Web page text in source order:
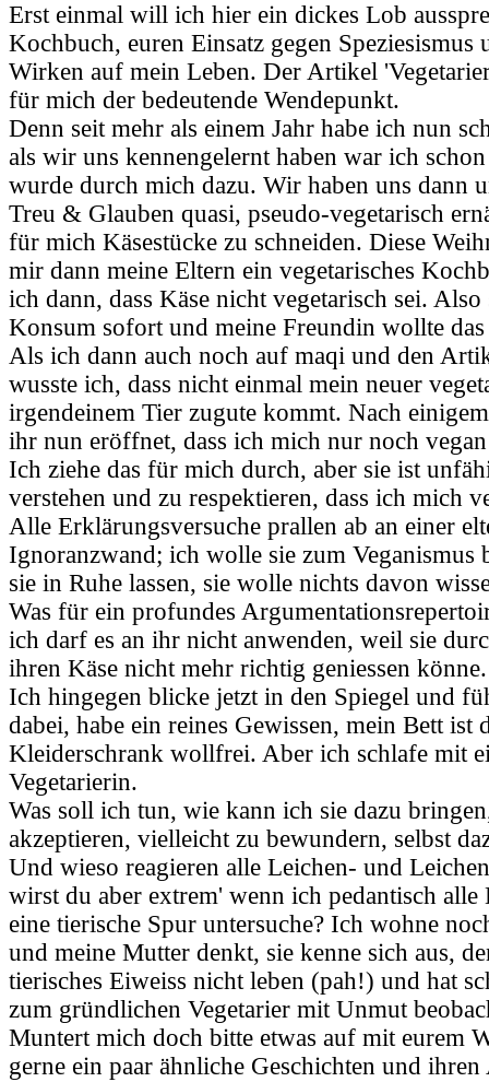
Erst einmal will ich hier ein dickes Lob
Kochbuch, euren Einsatz gegen Speziesismus
Wirken auf mein Leben. Der Artikel
für mich der bedeutende Wendepunkt.
Denn seit mehr als einem Jahr habe ich nun
als wir uns kennengelernt haben war ich
wurde durch mich dazu. Wir haben uns dann
Treu & Glauben quasi, pseudo-vegetarisch
für mich Käsestücke zu schneiden. Diese
mir dann meine Eltern ein vegetarisches
ich dann, dass Käse nicht vegetarisch sei.
Konsum sofort und meine Freundin wollte
Als ich dann auch noch auf maqi und den
wusste ich, dass nicht einmal mein neuer
irgendeinem Tier zugute kommt. Nach
ihr nun eröffnet, dass ich mich nur noch
Ich ziehe das für mich durch, aber sie ist
verstehen und zu respektieren, dass ich mich
Alle Erklärungsversuche prallen ab an einer
Ignoranzwand; ich wolle sie zum Veganismus
sie in Ruhe lassen, sie wolle nichts davon
Was für ein profundes
ich darf es an ihr nicht anwenden, weil sie
ihren Käse nicht mehr richtig geniessen könne.
Ich hingegen blicke jetzt in den Spiegel und
dabei, habe ein reines Gewissen, mein Bett ist
Kleiderschrank wollfrei. Aber ich schlafe mit
Vegetarierin.
Was soll ich tun, wie kann ich sie dazu
akzeptieren, vielleicht zu bewundern, selbst
Und wieso reagieren alle Leichen- und
wirst du aber extrem' wenn ich pedantisch
eine tierische Spur untersuche? Ich wohne
und meine Mutter denkt, sie kenne sich aus,
tierisches Eiweiss nicht leben (pah!) und hat
zum gründlichen Vegetarier mit Unmut
Muntert mich doch bitte etwas auf mit eurem
gerne ein paar ähnliche Geschichten und